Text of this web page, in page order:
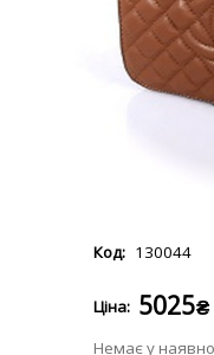
130044
5025₴